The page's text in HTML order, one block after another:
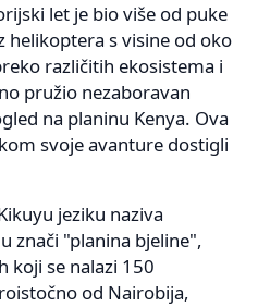
let je bio više od puke
helikoptera s visine od oko
različitih ekosistema i
pružio nezaboravan
na planinu Kenya. Ova
svoje avanture dostigli
jeziku naziva
znači "planina bjeline",
koji se nalazi 150
od Nairobija,